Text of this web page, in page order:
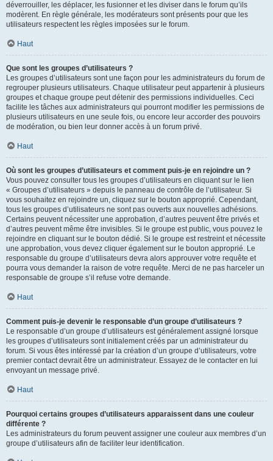
déverrouiller, les déplacer, les fusionner et les diviser dans le forum qu’ils
modèrent. En règle générale, les modérateurs sont présents pour que les
utilisateurs respectent les règles imposées sur le forum.
Haut
Que sont les groupes d’utilisateurs ?
Les groupes d’utilisateurs sont une façon pour les administrateurs du forum de
regrouper plusieurs utilisateurs. Chaque utilisateur peut appartenir à plusieurs
groupes et chaque groupe peut détenir des permissions individuelles. Ceci
facilite les tâches aux administrateurs qui pourront modifier les permissions de
plusieurs utilisateurs en une seule fois, ou encore leur accorder des pouvoirs
de modération, ou bien leur donner accès à un forum privé.
Haut
Où sont les groupes d’utilisateurs et comment puis-je en rejoindre un ?
Vous pouvez consulter tous les groupes d’utilisateurs en cliquant sur le lien
« Groupes d’utilisateurs » depuis le panneau de contrôle de l’utilisateur. Si
vous souhaitez en rejoindre un, cliquez sur le bouton approprié. Cependant,
tous les groupes d’utilisateurs ne sont pas ouverts aux nouvelles adhésions.
Certains peuvent nécessiter une approbation, d’autres peuvent être privés et
d’autres peuvent même être invisibles. Si le groupe est public, vous pouvez le
rejoindre en cliquant sur le bouton dédié. Si le groupe est restreint et nécessite
une approbation, vous devez cliquer également sur le bouton approprié. Le
responsable du groupe d’utilisateurs devra alors approuver votre requête et
pourra vous demander la raison de votre requête. Merci de ne pas harceler un
responsable de groupe s’il refuse votre demande.
Haut
Comment puis-je devenir le responsable d’un groupe d’utilisateurs ?
Le responsable d’un groupe d’utilisateurs est généralement assigné lorsque
les groupes d’utilisateurs sont initialement créés par un administrateur du
forum. Si vous êtes intéressé par la création d’un groupe d’utilisateurs, votre
premier contact devrait être un administrateur. Essayez de le contacter en lui
envoyant un message privé.
Haut
Pourquoi certains groupes d’utilisateurs apparaissent dans une couleur
différente ?
Les administrateurs du forum peuvent assigner une couleur aux membres d’un
groupe d’utilisateurs afin de faciliter leur identification.